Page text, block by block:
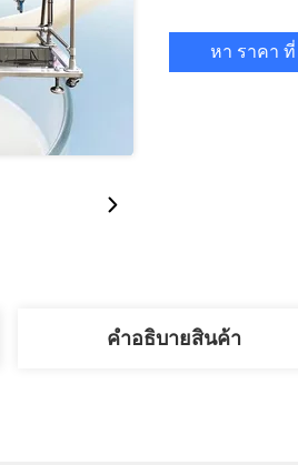
หา ราคา
คําอธิบายสินค้า